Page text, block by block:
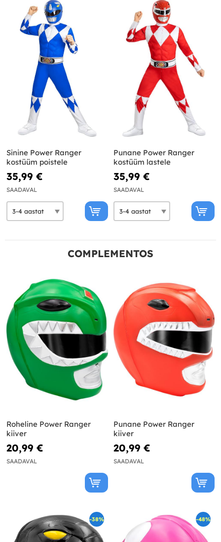
Sinine Power Ranger
kostüüm poistele
35,99 €
SAADAVAL
Punane Power Ranger
kostüüm lastele
35,99 €
SAADAVAL
COMPLEMENTOS
Roheline Power Ranger
kiiver
20,99 €
SAADAVAL
Punane Power Ranger
kiiver
20,99 €
SAADAVAL
-38% -48%